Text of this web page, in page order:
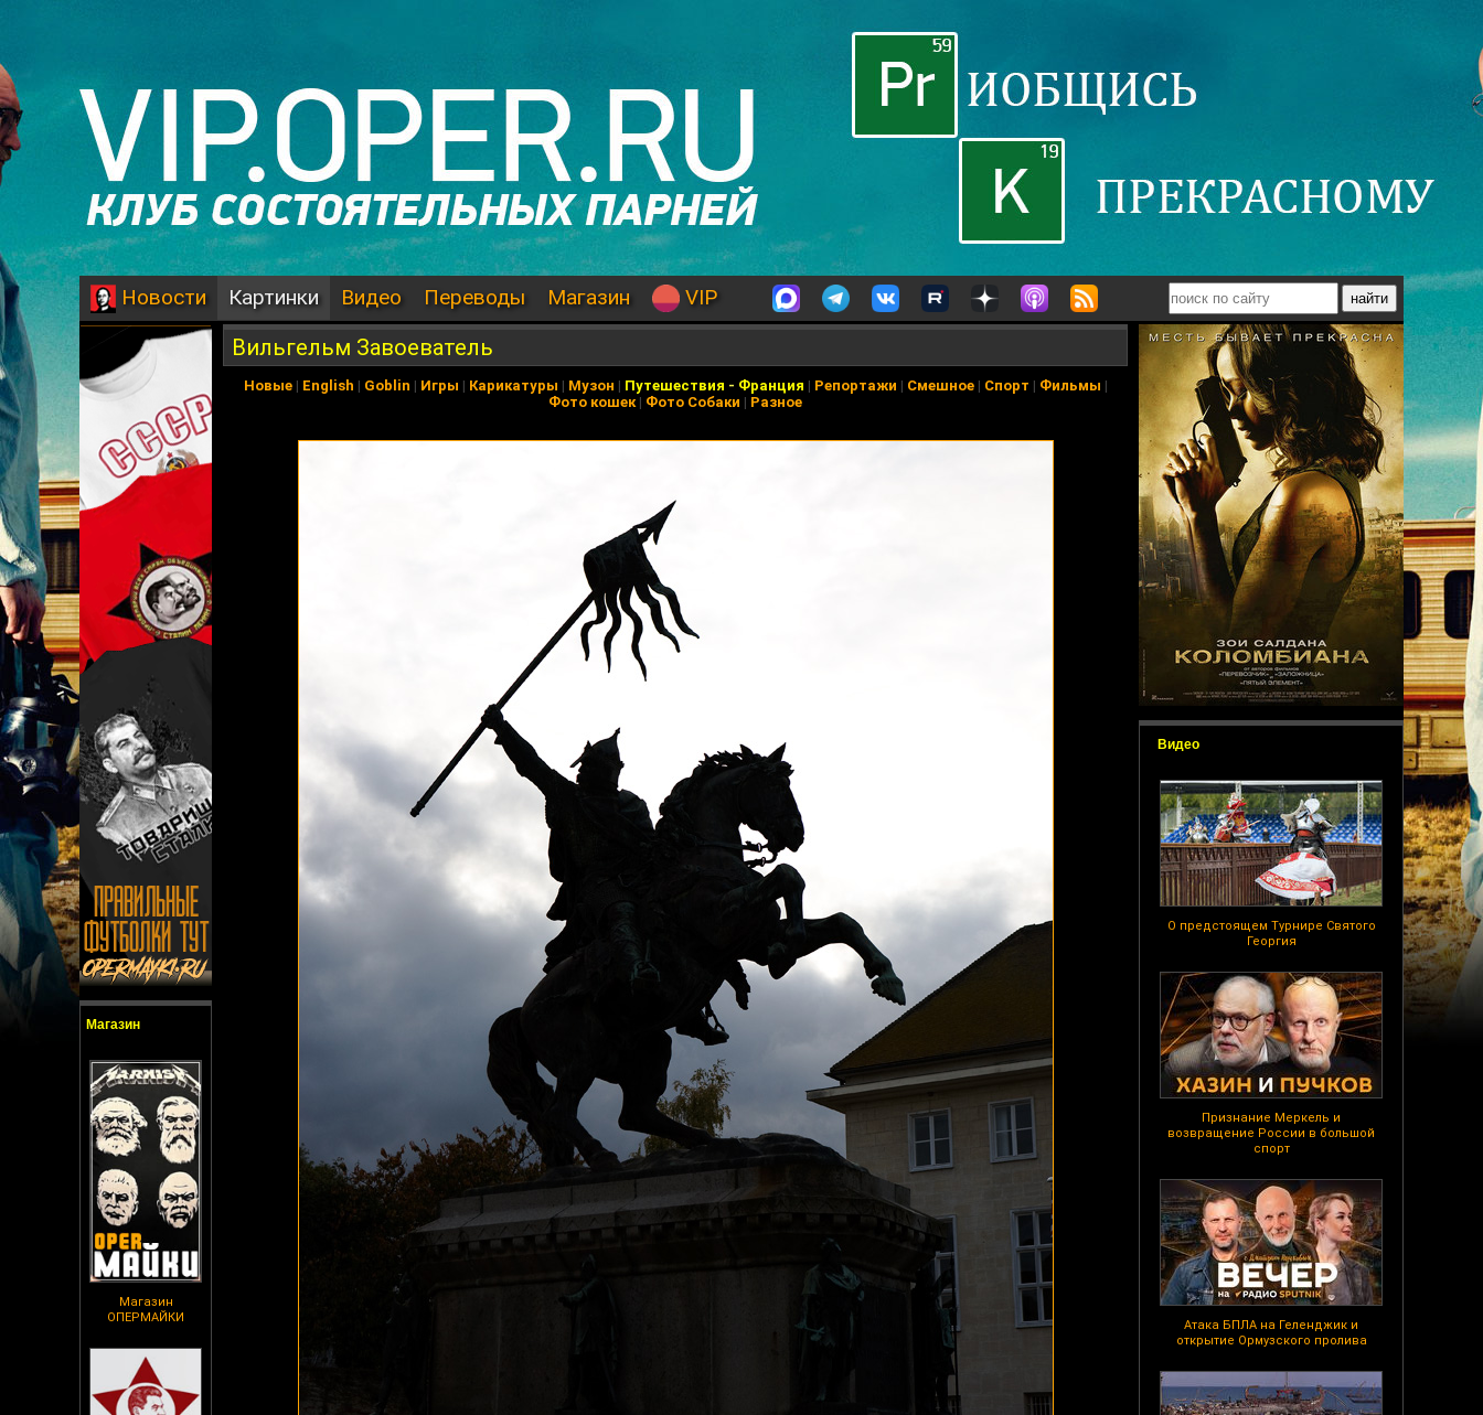
Новости Картинки Видео Переводы Магазин VIP
Магазин
Магазин
ОПЕРМАЙКИ
Видео
О предстоящем Турнире Святого
Георгия
Признание Меркель и
возвращение России в большой
спорт
Атака БПЛА на Геленджик и
открытие Ормузского пролива
Вильгельм Завоеватель
Новые| English | Goblin | Игры | Карикатуры | Музон | Путешествия - Франция | Репортажи | Смешное| Спорт | Фильмы |
Фото кошек| Фото Собаки | Разное